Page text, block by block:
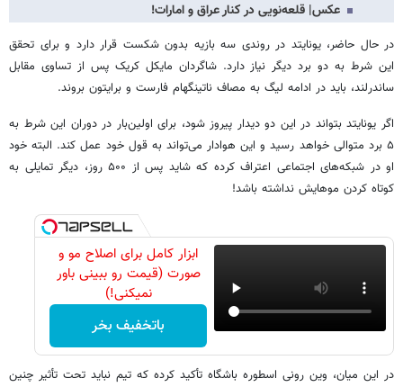
عکس| قلعه‌نویی در کنار عراق و امارات!
در حال حاضر، یونایتد در روندی سه بازیه بدون شکست قرار دارد و برای تحقق
این شرط به دو برد دیگر نیاز دارد. شاگردان مایکل کریک پس از تساوی مقابل
ساندرلند، باید در ادامه لیگ به مصاف ناتینگهام فارست و برایتون بروند.
اگر یونایتد بتواند در این دو دیدار پیروز شود، برای اولین‌بار در دوران این شرط به
۵ برد متوالی خواهد رسید و این هوادار می‌تواند به قول خود عمل کند. البته خود
او در شبکه‌های اجتماعی اعتراف کرده که شاید پس از ۵۰۰ روز، دیگر تمایلی به
کوتاه کردن موهایش نداشته باشد!
ابزار کامل برای اصلاح مو و
صورت (قیمت رو ببینی باور
نمیکنی!)
باتخفیف بخر
در این میان، وین رونی اسطوره باشگاه تأکید کرده که تیم نباید تحت تأثیر چنین